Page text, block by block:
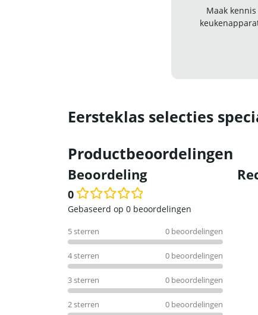
Maak
Eersteklas selecties
Productbeoordelingen
Beoordeling
0
Waardering
uit
5
Gebaseerd op 0 beoordelingen
5 sterren 0 beoordelingen
4 sterren 0 beoordelingen
3 sterren 0 beoordelingen
2 sterren 0 beoordelingen